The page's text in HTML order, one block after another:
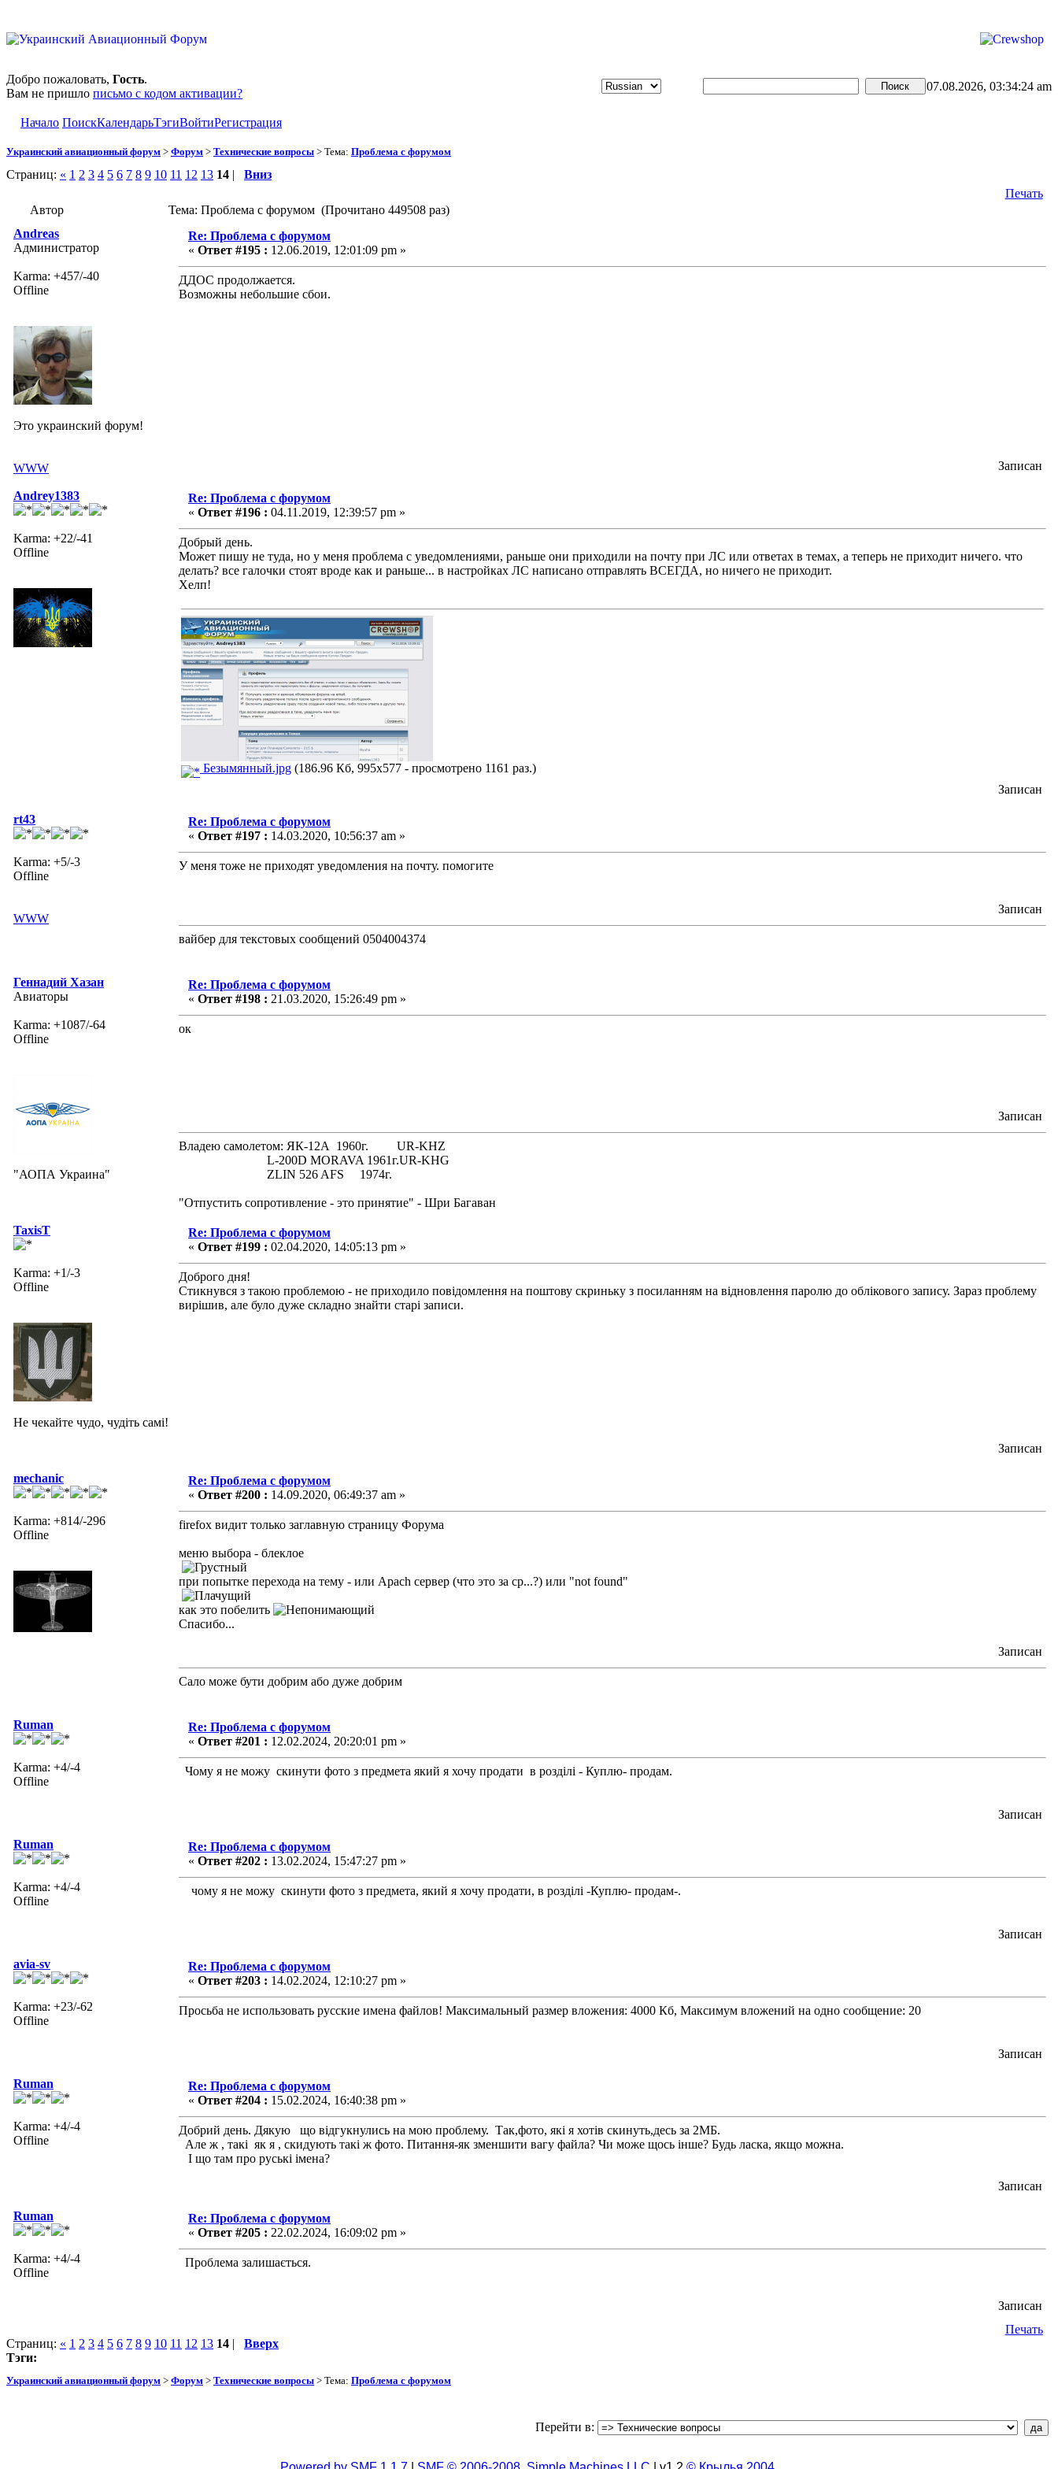
Добро пожаловать, Гость.
Вам не пришло письмо с кодом активации?
07.08.2026, 03:34:24 am
Начало ПоискКалендарьТэгиВойтиРегистрация
Украинский авиационный форум > Форум > Технические вопросы > Тема: Проблема с форумом
Страниц: « 1 2 3 4 5 6 7 8 9 10 11 12 13 14 | Вниз
Печать
Автор
Тема: Проблема с форумом (Прочитано 449508 раз)
Andreas
Администратор
Karma: +457/-40
Offline
Это украинский форум!
WWW
Re: Проблема с форумом
« Ответ #195 : 12.06.2019, 12:01:09 pm »
ДДОС продолжается.
Возможны небольшие сбои.
Записан
Andrey1383
Karma: +22/-41
Offline
Re: Проблема с форумом
« Ответ #196 : 04.11.2019, 12:39:57 pm »
Добрый день.
Может пишу не туда, но у меня проблема с уведомлениями, раньше они приходили на почту при ЛС или ответах в темах, а теперь не приходит ничего. что
делать? все галочки стоят вроде как и раньше... в настройках ЛС написано отправлять ВСЕГДА, но ничего не приходит.
Хелп!
Безымянный.jpg (186.96 Кб, 995x577 - просмотрено 1161 раз.)
Записан
rt43
Karma: +5/-3
Offline
WWW
Re: Проблема с форумом
« Ответ #197 : 14.03.2020, 10:56:37 am »
У меня тоже не приходят уведомления на почту. помогите
Записан
вайбер для текстовых сообщений 0504004374
Геннадий Хазан
Авиаторы
Karma: +1087/-64
Offline
"АОПА Украина"
Re: Проблема с форумом
« Ответ #198 : 21.03.2020, 15:26:49 pm »
ок
Записан
Владею самолетом: ЯК-12А 1960г. UR-KHZ
L-200D MORAVA 1961г.UR-KHG
ZLIN 526 AFS 1974г.
"Отпустить сопротивление - это принятие" - Шри Багаван
TaxisT
Karma: +1/-3
Offline
Не чекайте чудо, чудіть самі!
Re: Проблема с форумом
« Ответ #199 : 02.04.2020, 14:05:13 pm »
Доброго дня!
Стикнувся з такою проблемою - не приходило повідомлення на поштову скриньку з посиланням на відновлення паролю до облікового запису. Зараз проблему
вирішив, але було дуже складно знайти старі записи.
Записан
mechanic
Karma: +814/-296
Offline
Re: Проблема с форумом
« Ответ #200 : 14.09.2020, 06:49:37 am »
firefox видит только заглавную страницу Форума
меню выбора - блеклое
при попытке перехода на тему - или Apach сервер (что это за ср...?) или "not found"
как это побелить
Спасибо...
Записан
Сало може бути добрим або дуже добрим
Ruman
Karma: +4/-4
Offline
Re: Проблема с форумом
« Ответ #201 : 12.02.2024, 20:20:01 pm »
Чому я не можу скинути фото з предмета який я хочу продати в розділі - Куплю- продам.
Записан
Ruman
Karma: +4/-4
Offline
Re: Проблема с форумом
« Ответ #202 : 13.02.2024, 15:47:27 pm »
чому я не можу скинути фото з предмета, який я хочу продати, в розділі -Куплю- продам-.
Записан
avia-sv
Karma: +23/-62
Offline
Re: Проблема с форумом
« Ответ #203 : 14.02.2024, 12:10:27 pm »
Просьба не использовать русские имена файлов! Максимальный размер вложения: 4000 Кб, Максимум вложений на одно сообщение: 20
Записан
Ruman
Karma: +4/-4
Offline
Re: Проблема с форумом
« Ответ #204 : 15.02.2024, 16:40:38 pm »
Добрий день. Дякую що відгукнулись на мою проблему. Так,фото, які я хотів скинуть,десь за 2МБ.
Але ж , такі як я , скидують такі ж фото. Питання-як зменшити вагу файла? Чи може щось інше? Будь ласка, якщо можна.
І що там про руські імена?
Записан
Ruman
Karma: +4/-4
Offline
Re: Проблема с форумом
« Ответ #205 : 22.02.2024, 16:09:02 pm »
Проблема залишається.
Записан
Печать
Страниц: « 1 2 3 4 5 6 7 8 9 10 11 12 13 14 | Вверх
Тэги:
Украинский авиационный форум > Форум > Технические вопросы > Тема: Проблема с форумом
Перейти в: